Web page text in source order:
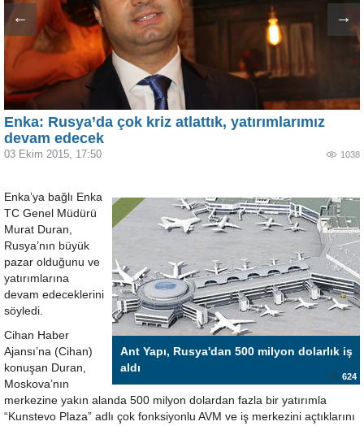
← →
Enka: Rusya’da çok kriz atlattık, yatırımlarımız
devam edecek
03 Ekim 2015, 17:50 1038
Ant Yapı, Rusya'dan 500 milyon dolarlık iş
aldı
624
Enka’ya bağlı Enka
TC Genel Müdürü
Murat Duran,
Rusya’nın büyük
pazar olduğunu ve
yatırımlarına
devam edeceklerini
söyledi.
Cihan Haber
Ajansı’na (Cihan)
konuşan Duran,
Moskova’nın
merkezine yakın alanda 500 milyon dolardan fazla bir yatırımla
“Kunstevo Plaza” adlı çok fonksiyonlu AVM ve iş merkezini açtıklarını